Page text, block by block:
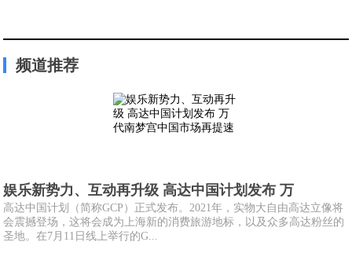
频道推荐
娱乐新势力、互动再升级 高达中国计划发布 万
高达中国计划（简称GCP）正式发布。2021年，实物大自由高达立像将
会震撼登场，这将会成为上海新的消费旅游地标，以及众多高达粉丝的
圣地。在7月11日线上举行的G...